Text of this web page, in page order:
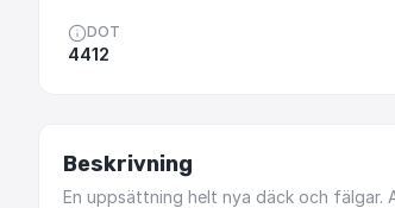
DOT
4412
Beskrivning
En uppsättning helt nya däck och fälgar.